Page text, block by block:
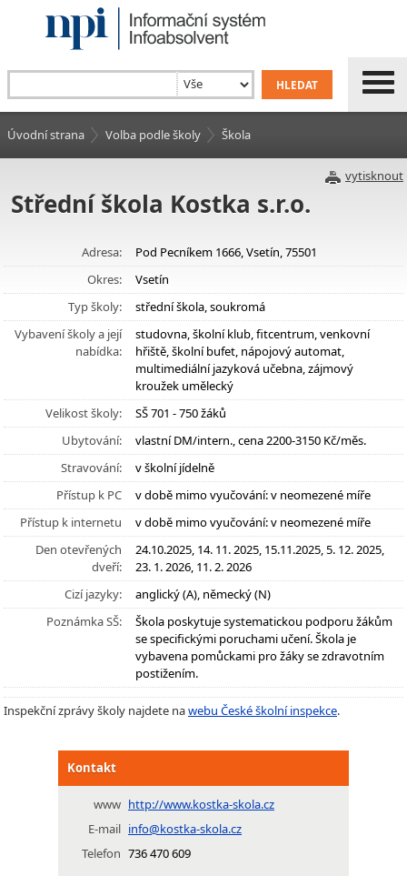
Úvodní strana Volba podle školy Škola
vytisknout
Střední škola Kostka s.r.o.
Adresa:
Pod Pecníkem 1666, Vsetín, 75501
Okres:
Vsetín
Typ školy:
střední škola, soukromá
Vybavení školy a její
nabídka:
studovna, školní klub, fitcentrum, venkovní
hřiště, školní bufet, nápojový automat,
multimediální jazyková učebna, zájmový
kroužek umělecký
Velikost školy:
SŠ 701 - 750 žáků
Ubytování:
vlastní DM/intern., cena 2200-3150 Kč/měs.
Stravování:
v školní jídelně
Přístup k PC
v době mimo vyučování: v neomezené míře
Přístup k internetu
v době mimo vyučování: v neomezené míře
Den otevřených
dveří:
24.10.2025, 14. 11. 2025, 15.11.2025, 5. 12. 2025,
23. 1. 2026, 11. 2. 2026
Cizí jazyky:
anglický (A), německý (N)
Poznámka SŠ:
Škola poskytuje systematickou podporu žákům
se specifickými poruchami učení. Škola je
vybavena pomůckami pro žáky se zdravotním
postižením.
Inspekční zprávy školy najdete nawebu České školní inspekce.
Kontakt
www http://www.kostka-skola.cz
E-mail info@kostka-skola.cz
Telefon 736 470 609